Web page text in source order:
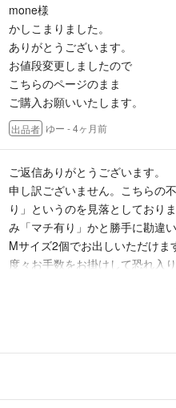
mone様
かしこまりました。
ありがとうございます。
お値段変更しましたので
こちらのページのまま
ご購入お願いいたします。
出品者 ゆー - 4ヶ月前
ご返信ありがとうございます。
申し訳ございません。こちらの
り」というのを見落としており
み「マチ有り」かと勝手に勘違
Mサイズ2個でお出しいただけま
度々お手数をお掛けして恐れ入
コメントありがとうございます。
出品者 ゆー- 4ヶ月前